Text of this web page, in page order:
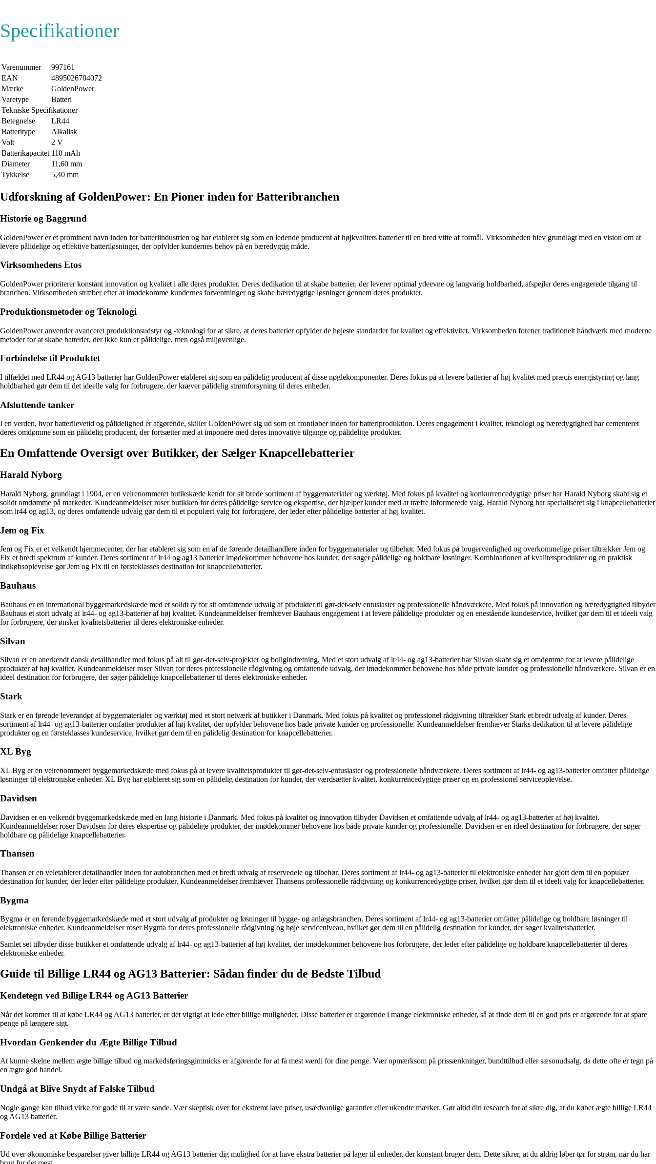
Specifikationer
Varenummer
997161
EAN
4895026704072
Mærke
GoldenPower
Varetype
Batteri
Tekniske Specifikationer
Betegnelse
LR44
Batteritype
Alkalisk
Volt
2 V
Batterikapacitet 110 mAh
Diameter
11,60 mm
Tykkelse
5,40 mm
Udforskning af GoldenPower: En Pioner inden for Batteribranchen
Historie og Baggrund
GoldenPower er et prominent navn inden for batteriindustrien og har etableret sig som en ledende producent af højkvalitets batterier til en bred vifte af formål. Virksomheden blev grundlagt med en vision om at
levere pålidelige og effektive batteriløsninger, der opfylder kundernes behov på en bæredygtig måde.
Virksomhedens Etos
GoldenPower prioriterer konstant innovation og kvalitet i alle deres produkter. Deres dedikation til at skabe batterier, der leverer optimal ydeevne og langvarig holdbarhed, afspejler deres engagerede tilgang til
branchen. Virksomheden stræber efter at imødekomme kundernes forventninger og skabe bæredygtige løsninger gennem deres produkter.
Produktionsmetoder og Teknologi
GoldenPower anvender avanceret produktionsudstyr og -teknologi for at sikre, at deres batterier opfylder de højeste standarder for kvalitet og effektivitet. Virksomheden forener traditionelt håndværk med moderne
metoder for at skabe batterier, der ikke kun er pålidelige, men også miljøvenlige.
Forbindelse til Produktet
I tilfældet med LR44 og AG13 batterier har GoldenPower etableret sig som en pålidelig producent af disse nøglekomponenter. Deres fokus på at levere batterier af høj kvalitet med præcis energistyring og lang
holdbarhed gør dem til det ideelle valg for forbrugere, der kræver pålidelig strømforsyning til deres enheder.
Afsluttende tanker
I en verden, hvor batterilevetid og pålidelighed er afgørende, skiller GoldenPower sig ud som en frontløber inden for batteriproduktion. Deres engagement i kvalitet, teknologi og bæredygtighed har cementeret
deres omdømme som en pålidelig producent, der fortsætter med at imponere med deres innovative tilgange og pålidelige produkter.
En Omfattende Oversigt over Butikker, der Sælger Knapcellebatterier
Harald Nyborg
Harald Nyborg, grundlagt i 1904, er en velrenommeret butikskæde kendt for sit brede sortiment af byggematerialer og værktøj. Med fokus på kvalitet og konkurrencedygtige priser har Harald Nyborg skabt sig et
solidt omdømme på markedet. Kundeanmeldelser roser butikken for deres pålidelige service og ekspertise, der hjælper kunder med at træffe informerede valg. Harald Nyborg har specialiseret sig i knapcellebatterier
som lr44 og ag13, og deres omfattende udvalg gør dem til et populært valg for forbrugere, der leder efter pålidelige batterier af høj kvalitet.
Jem og Fix
Jem og Fix er et velkendt hjemmecenter, der har etableret sig som en af de førende detailhandlere inden for byggematerialer og tilbehør. Med fokus på brugervenlighed og overkommelige priser tiltrækker Jem og
Fix et bredt spektrum af kunder. Deres sortiment af lr44 og ag13 batterier imødekommer behovene hos kunder, der søger pålidelige og holdbare løsninger. Kombinationen af kvalitetsprodukter og en praktisk
indkøbsoplevelse gør Jem og Fix til en førsteklasses destination for knapcellebatterier.
Bauhaus
Bauhaus er en international byggemarkedskæde med et solidt ry for sit omfattende udvalg af produkter til gør-det-selv entusiaster og professionelle håndværkere. Med fokus på innovation og bæredygtighed tilbyder
Bauhaus et stort udvalg af lr44- og ag13-batterier af høj kvalitet. Kundeanmeldelser fremhæver Bauhaus engagement i at levere pålidelige produkter og en enestående kundeservice, hvilket gør dem til et ideelt valg
for forbrugere, der ønsker kvalitetsbatterier til deres elektroniske enheder.
Silvan
Silvan er en anerkendt dansk detailhandler med fokus på alt til gør-det-selv-projekter og boligindretning. Med et stort udvalg af lr44- og ag13-batterier har Silvan skabt sig et omdømme for at levere pålidelige
produkter af høj kvalitet. Kundeanmeldelser roser Silvan for deres professionelle rådgivning og omfattende udvalg, der imødekommer behovene hos både private kunder og professionelle håndværkere. Silvan er en
ideel destination for forbrugere, der søger pålidelige knapcellebatterier til deres elektroniske enheder.
Stark
Stark er en førende leverandør af byggematerialer og værktøj med et stort netværk af butikker i Danmark. Med fokus på kvalitet og professionel rådgivning tiltrækker Stark et bredt udvalg af kunder. Deres
sortiment af lr44- og ag13-batterier omfatter produkter af høj kvalitet, der opfylder behovene hos både private kunder og professionelle. Kundeanmeldelser fremhæver Starks dedikation til at levere pålidelige
produkter og en førsteklasses kundeservice, hvilket gør dem til en pålidelig destination for knapcellebatterier.
XL Byg
XL Byg er en velrenommeret byggemarkedskæde med fokus på at levere kvalitetsprodukter til gør-det-selv-entusiaster og professionelle håndværkere. Deres sortiment af lr44- og ag13-batterier omfatter pålidelige
løsninger til elektroniske enheder. XL Byg har etableret sig som en pålidelig destination for kunder, der værdsætter kvalitet, konkurrencedygtige priser og en professionel serviceoplevelse.
Davidsen
Davidsen er en velkendt byggemarkedskæde med en lang historie i Danmark. Med fokus på kvalitet og innovation tilbyder Davidsen et omfattende udvalg af lr44- og ag13-batterier af høj kvalitet.
Kundeanmeldelser roser Davidsen for deres ekspertise og pålidelige produkter, der imødekommer behovene hos både private kunder og professionelle. Davidsen er en ideel destination for forbrugere, der søger
holdbare og pålidelige knapcellebatterier.
Thansen
Thansen er en veletableret detailhandler inden for autobranchen med et bredt udvalg af reservedele og tilbehør. Deres sortiment af lr44- og ag13-batterier til elektroniske enheder har gjort dem til en populær
destination for kunder, der leder efter pålidelige produkter. Kundeanmeldelser fremhæver Thansens professionelle rådgivning og konkurrencedygtige priser, hvilket gør dem til et ideelt valg for knapcellebatterier.
Bygma
Bygma er en førende byggemarkedskæde med et stort udvalg af produkter og løsninger til bygge- og anlægsbranchen. Deres sortiment af lr44- og ag13-batterier omfatter pålidelige og holdbare løsninger til
elektroniske enheder. Kundeanmeldelser roser Bygma for deres professionelle rådgivning og høje serviceniveau, hvilket gør dem til en pålidelig destination for kunder, der søger kvalitetsbatterier.
Samlet set tilbyder disse butikker et omfattende udvalg af lr44- og ag13-batterier af høj kvalitet, der imødekommer behovene hos forbrugere, der leder efter pålidelige og holdbare knapcellebatterier til deres
elektroniske enheder.
Guide til Billige LR44 og AG13 Batterier: Sådan finder du de Bedste Tilbud
Kendetegn ved Billige LR44 og AG13 Batterier
Når det kommer til at købe LR44 og AG13 batterier, er det vigtigt at lede efter billige muligheder. Disse batterier er afgørende i mange elektroniske enheder, så at finde dem til en god pris er afgørende for at spare
penge på længere sigt.
Hvordan Genkender du Ægte Billige Tilbud
At kunne skelne mellem ægte billige tilbud og markedsføringsgimmicks er afgørende for at få mest værdi for dine penge. Vær opmærksom på prissænkninger, bundttilbud eller sæsonudsalg, da dette ofte er tegn på
en ægte god handel.
Undgå at Blive Snydt af Falske Tilbud
Nogle gange kan tilbud virke for gode til at være sande. Vær skeptisk over for ekstremt lave priser, usædvanlige garantier eller ukendte mærker. Gør altid din research for at sikre dig, at du køber ægte billige LR44
og AG13 batterier.
Fordele ved at Købe Billige Batterier
Ud over økonomiske besparelser giver billige LR44 og AG13 batterier dig mulighed for at have ekstra batterier på lager til enheder, der konstant bruger dem. Dette sikrer, at du aldrig løber tør for strøm, når du har